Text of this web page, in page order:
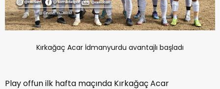
Kırkağaç Acar İdmanyurdu avantajlı başladı
Play offun ilk hafta maçında Kırkağaç Acar